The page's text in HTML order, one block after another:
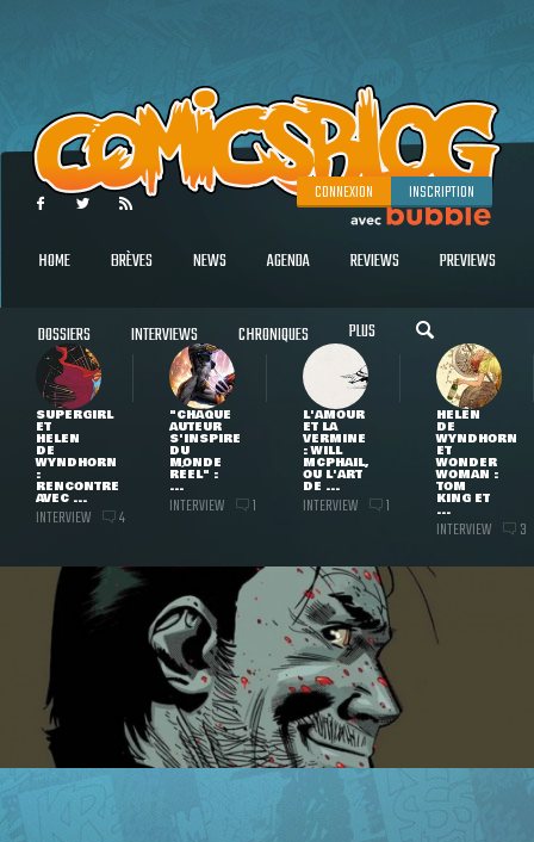
CONNEXION INSCRIPTION
HOME BRÈVES NEWS AGENDA REVIEWS PREVIEWS
DOSSIERS INTERVIEWS CHRONIQUES PLUS
SUPERGIRL
ET
HELEN
DE
WYNDHORN
:
RENCONTRE
AVEC ...
INTERVIEW 4
"CHAQUE
AUTEUR
S'INSPIRE
DU
MONDE
RÉEL" :
...
INTERVIEW 1
L'AMOUR
ET LA
VERMINE
: WILL
MCPHAIL,
OU L'ART
DE ...
INTERVIEW 1
HELEN
DE
WYNDHORN
ET
WONDER
WOMAN :
TOM
KING ET
...
INTERVIEW 3